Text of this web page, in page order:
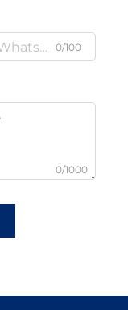
0/100
0/1000